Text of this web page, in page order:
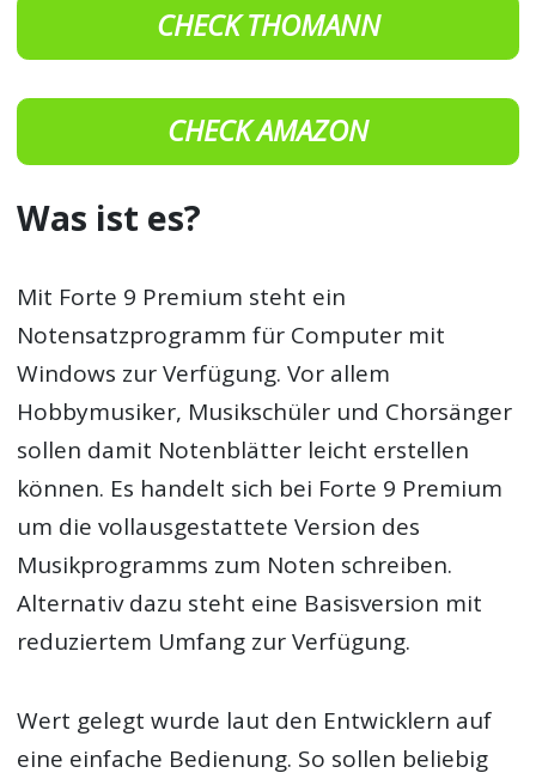
CHECK THOMANN
CHECK AMAZON
Was ist es?
Mit Forte 9 Premium steht ein
Notensatzprogramm für Computer mit
Windows zur Verfügung. Vor allem
Hobbymusiker, Musikschüler und Chorsänger
sollen damit Notenblätter leicht erstellen
können. Es handelt sich bei Forte 9 Premium
um die vollausgestattete Version des
Musikprogramms zum Noten schreiben.
Alternativ dazu steht eine Basisversion mit
reduziertem Umfang zur Verfügung.
Wert gelegt wurde laut den Entwicklern auf
eine einfache Bedienung. So sollen beliebig